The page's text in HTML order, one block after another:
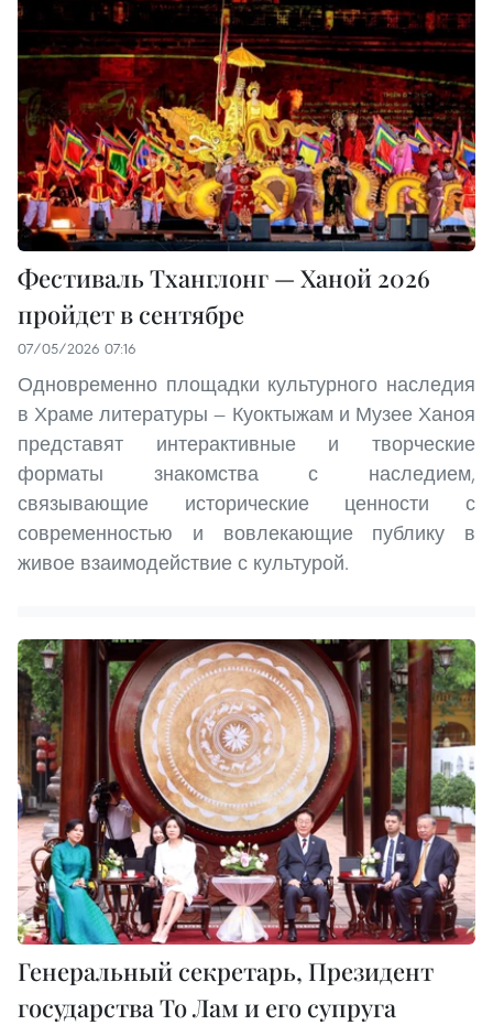
Фестиваль Тханглонг — Ханой 2026
пройдет в сентябре
07/05/2026 07:16
Одновременно площадки культурного наследия
в Храме литературы — Куоктыжам и Музее Ханоя
представят интерактивные и творческие
форматы знакомства с наследием,
связывающие исторические ценности с
современностью и вовлекающие публику в
живое взаимодействие с культурой.
Генеральный секретарь, Президент
государства То Лам и его супруга